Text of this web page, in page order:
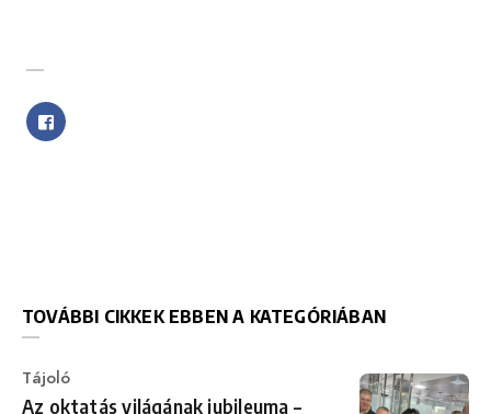
TOVÁBBI CIKKEK EBBEN A KATEGÓRIÁBAN
Category
Tájoló
Az oktatás világának jubileuma –